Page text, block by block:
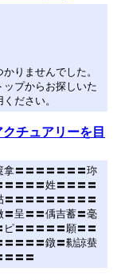
りませんでした。
プからお探しいた
ださい。
チュアリーを目
拿〓〓〓〓〓〓〓珎
〓〓〓姓〓〓〓〓
〓〓〓〓〓〓〓〓
〓呈〓〓偊吉蓄〓毫
〓〓〓〓〓願〓〓
〓〓〓〓鐓〓勬諒蛬
〓〓〓